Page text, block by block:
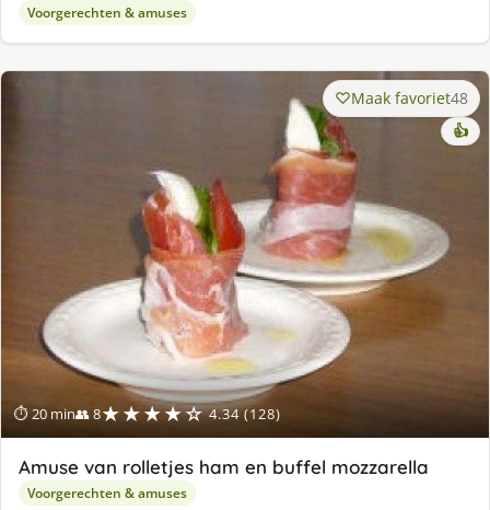
Voorgerechten & amuses
⏱ 20 min👥 8★★★★☆ 4.34 (128)
Maak favoriet48
👍
Amuse van rolletjes ham en buffel mozzarella
Voorgerechten & amuses